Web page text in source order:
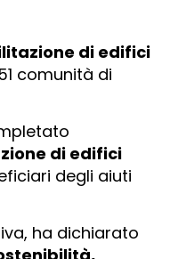
di edifici
comunità di
di edifici
degli aiuti
ha dichiarato